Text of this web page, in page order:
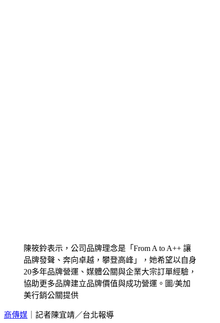
陳筱鈴表示，公司品牌理念是「From A to A++ 讓
品牌發聲、奔向卓越，攀登高峰」，她希望以自身
20多年品牌營運、媒體公關與企業大宗訂單經驗，
協助更多品牌建立品牌價值與成功營運。圖/美加
美行銷公關提供
商傳媒 ｜記者陳宜靖／台北報導